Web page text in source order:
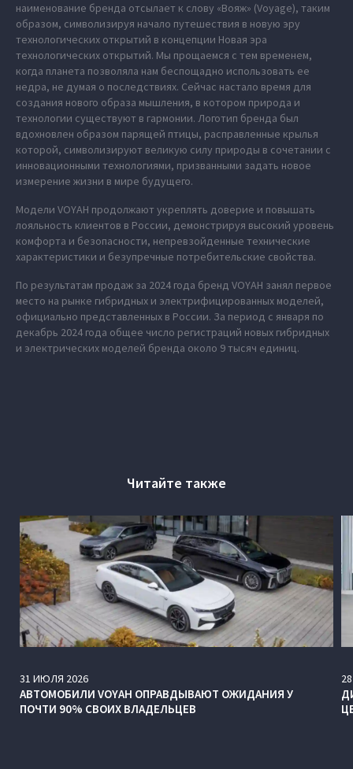
наименование бренда отсылает к слову «Вояж» (Voyage), таким
образом, символизируя начало путешествия в новую эру
технологических открытий в концепции Новая эра
технологических открытий. Мы прощаемся с тем временем,
когда планета позволяла нам беспощадно использовать ее
недра, не думая о последствиях. Сейчас настало время для
создания нового образа мышления, в котором природа и
технологии существуют в гармонии. Логотип бренда был
вдохновлен образом парящей птицы, расправленные крылья
которой, символизируют великую силу природы в сочетании с
инновационными технологиями, призванными задать новое
измерение жизни в мире будущего.
Модели VOYAH продолжают укреплять доверие и повышать
лояльность клиентов в России, демонстрируя высокий уровень
комфорта и безопасности, непревзойденные технические
характеристики и безупречные потребительские свойства.
По результатам продаж за 2024 года бренд VOYAH занял первое
место на рынке гибридных и электрифицированных моделей,
официально представленных в России. За период с января по
декабрь 2024 года общее число регистраций новых гибридных
и электрических моделей бренда около 9 тысяч единиц.
Читайте также
31 ИЮЛЯ 2026
АВТОМОБИЛИ VOYAH ОПРАВДЫВАЮТ ОЖИДАНИЯ У
ПОЧТИ 90% СВОИХ ВЛАДЕЛЬЦЕВ
28